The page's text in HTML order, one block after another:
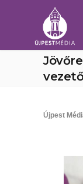
Újpest